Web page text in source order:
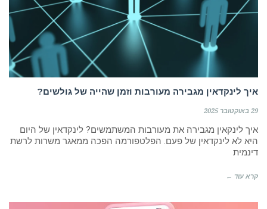
איך לינקדאין מגבירה מעורבות וזמן שהייה של גולשים?
29 באוקטובר 2025
איך לינקאין מגבירה את מעורבות המשתמשים? לינקדאין של היום
היא לא לינקדאין של פעם. הפלטפורמה הפכה ממאגר משרות לרשת
דינמית
קרא עוד ←